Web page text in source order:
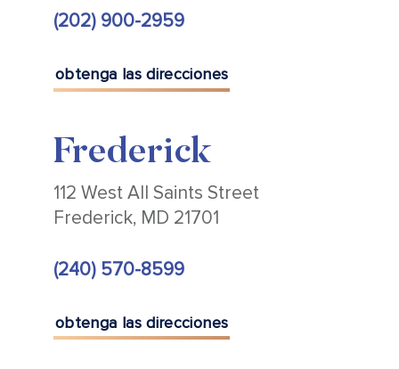
(202) 900-2959
obtenga las direcciones
Frederick
112 West All Saints Street
Frederick, MD 21701
(240) 570-8599
obtenga las direcciones